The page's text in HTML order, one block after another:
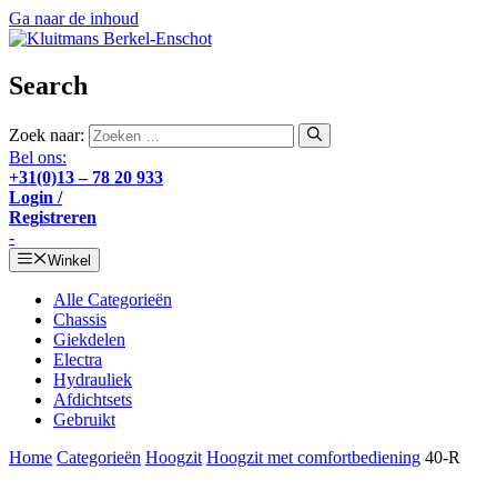
Ga naar de inhoud
Search
Zoek naar:
Bel ons:
+31(0)13 – 78 20 933
Login /
Registreren
-
Winkel
Alle Categorieën
Chassis
Giekdelen
Electra
Hydrauliek
Afdichtsets
Gebruikt
Home Categorieën Hoogzit Hoogzit met comfortbediening 40-R